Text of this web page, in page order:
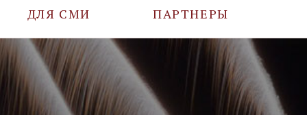
ДЛЯ СМИ
АККРЕДИТАЦИЯ
ПАРТНЕРЫ